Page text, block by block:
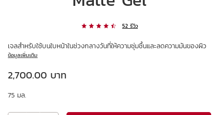
52 รีวิว
เจลสำหรับใช้บนใบหน้าในช่วงกลางวันที่ให้ความชุ่มชื้นและลดความมันของผิว
ข้อมูลเพิ่มเติม
ราคาปัจจุบัน 2,700.00 บาท
2,700.00 บาท
75 มล.